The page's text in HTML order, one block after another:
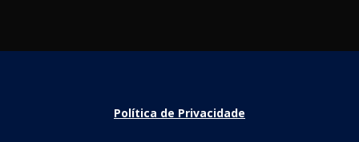
Política de Privacidade